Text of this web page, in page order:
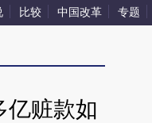
比较 中国改革 专题
亿赃款如